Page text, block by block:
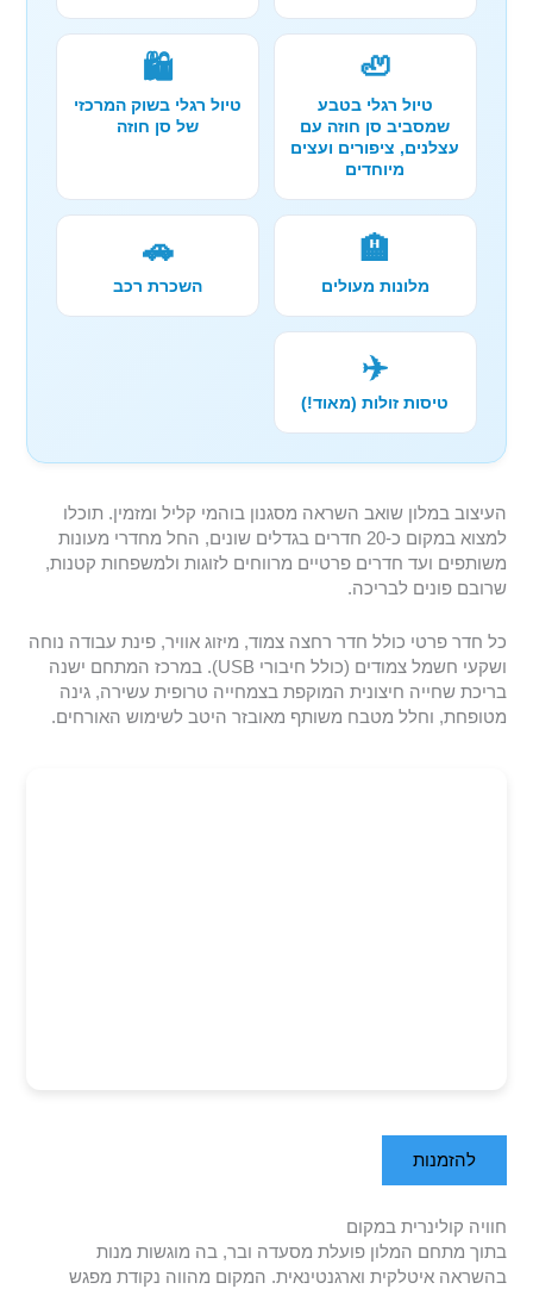
🦥
טיול רגלי בטבע
שמסביב סן חוזה עם
עצלנים, ציפורים ועצים
מיוחדים
🛍️
טיול רגלי בשוק המרכזי
של סן חוזה
🏨
מלונות מעולים
🚗
השכרת רכב
✈️
טיסות זולות (מאוד!)
העיצוב במלון שואב השראה מסגנון בוהמי קליל ומזמין. תוכלו
למצוא במקום כ-20 חדרים בגדלים שונים, החל מחדרי מעונות
משותפים ועד חדרים פרטיים מרווחים לזוגות ולמשפחות קטנות,
שרובם פונים לבריכה.
כל חדר פרטי כולל חדר רחצה צמוד, מיזוג אוויר, פינת עבודה נוחה
ושקעי חשמל צמודים (כולל חיבורי USB). במרכז המתחם ישנה
בריכת שחייה חיצונית המוקפת בצמחייה טרופית עשירה, גינה
מטופחת, וחלל מטבח משותף מאובזר היטב לשימוש האורחים.
להזמנות
חוויה קולינרית במקום
בתוך מתחם המלון פועלת מסעדה ובר, בה מוגשות מנות
בהשראה איטלקית וארגנטינאית. המקום מהווה נקודת מפגש